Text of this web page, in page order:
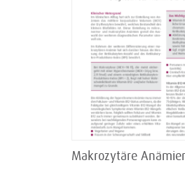
Makrozytäre